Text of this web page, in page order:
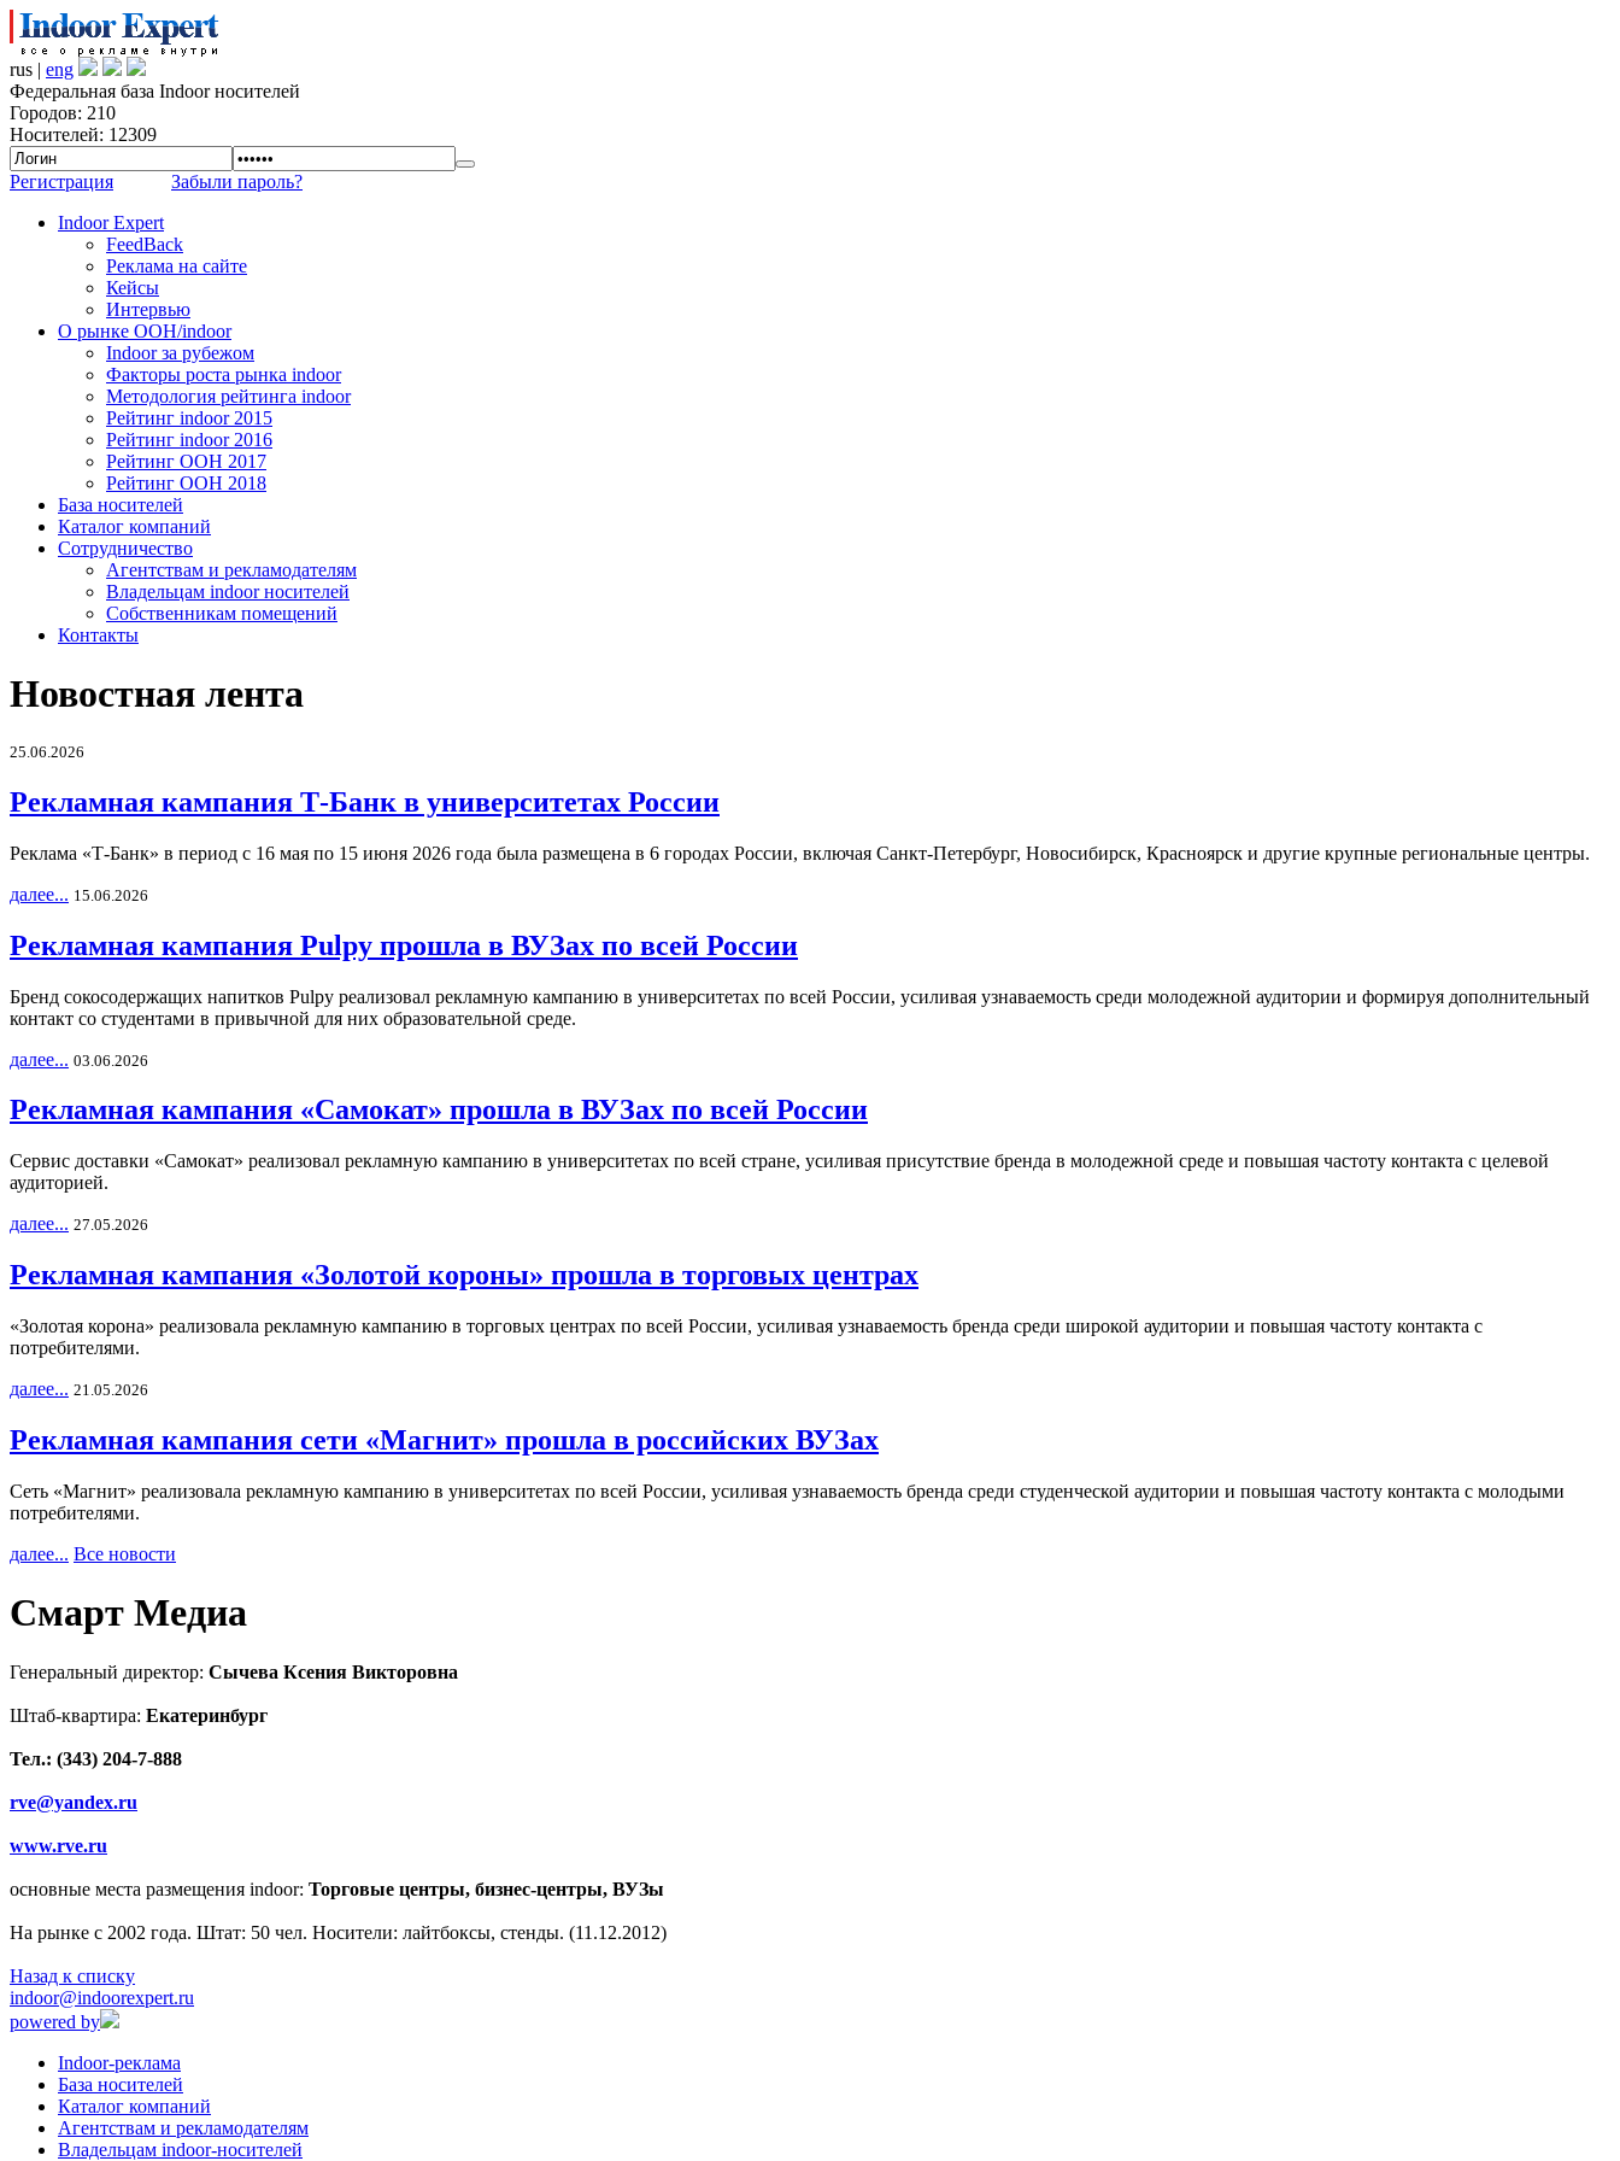
rus | eng
Федеральная база Indoor носителей
Городов: 210
Носителей: 12309
Регистрация
Забыли пароль?
Indoor Expert
FeedBack
Реклама на сайте
Кейсы
Интервью
О рынке OOH/indoor
Indoor за рубежом
Факторы роста рынка indoor
Методология рейтинга indoor
Рейтинг indoor 2015
Рейтинг indoor 2016
Рейтинг OOH 2017
Рейтинг OOH 2018
База носителей
Каталог компаний
Сотрудничество
Агентствам и рекламодателям
Владельцам indoor носителей
Собственникам помещений
Контакты
Новостная лента
25.06.2026
Рекламная кампания Т-Банк в университетах России
Реклама «Т-Банк» в период с 16 мая по 15 июня 2026 года была размещена в 6 городах России, включая Санкт-Петербург, Новосибирск, Красноярск и другие крупные региональные центры.
далее... 15.06.2026
Рекламная кампания Pulpy прошла в ВУЗах по всей России
Бренд сокосодержащих напитков Pulpy реализовал рекламную кампанию в университетах по всей России, усиливая узнаваемость среди молодежной аудитории и формируя дополнительный
контакт со студентами в привычной для них образовательной среде.
далее... 03.06.2026
Рекламная кампания «Самокат» прошла в ВУЗах по всей России
Сервис доставки «Самокат» реализовал рекламную кампанию в университетах по всей стране, усиливая присутствие бренда в молодежной среде и повышая частоту контакта с целевой
аудиторией.
далее... 27.05.2026
Рекламная кампания «Золотой короны» прошла в торговых центрах
«Золотая корона» реализовала рекламную кампанию в торговых центрах по всей России, усиливая узнаваемость бренда среди широкой аудитории и повышая частоту контакта с
потребителями.
далее... 21.05.2026
Рекламная кампания сети «Магнит» прошла в российских ВУЗах
Сеть «Магнит» реализовала рекламную кампанию в университетах по всей России, усиливая узнаваемость бренда среди студенческой аудитории и повышая частоту контакта с молодыми
потребителями.
далее... Все новости
Смарт Медиа
Генеральный директор: Сычева Ксения Викторовна
Штаб-квартира: Екатеринбург
Тел.: (343) 204-7-888
rve@yandex.ru
www.rve.ru
основные места размещения indoor: Торговые центры, бизнес-центры, ВУЗы
На рынке с 2002 года. Штат: 50 чел. Носители: лайтбоксы, стенды. (11.12.2012)
Назад к списку
indoor@indoorexpert.ru
powered by
Indoor-реклама
База носителей
Каталог компаний
Агентствам и рекламодателям
Владельцам indoor-носителей